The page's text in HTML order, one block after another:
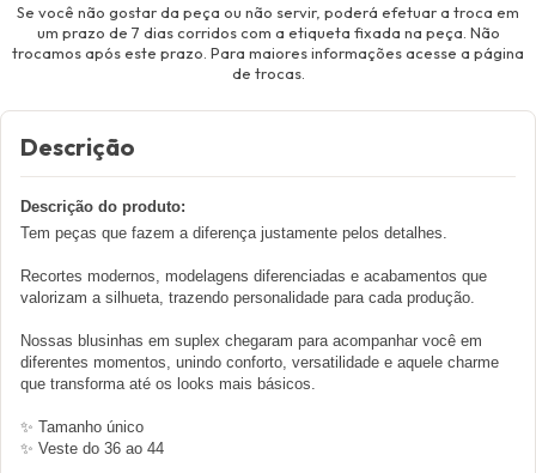
Se você não gostar da peça ou não servir, poderá efetuar a troca em
um prazo de 7 dias corridos com a etiqueta fixada na peça. Não
trocamos após este prazo. Para maiores informações acesse a página
de trocas.
Descrição
Descrição do produto:
Tem peças que fazem a diferença justamente pelos detalhes.
Recortes modernos, modelagens diferenciadas e acabamentos que
valorizam a silhueta, trazendo personalidade para cada produção.
Nossas blusinhas em suplex chegaram para acompanhar você em
diferentes momentos, unindo conforto, versatilidade e aquele charme
que transforma até os looks mais básicos.
✨ Tamanho único
✨ Veste do 36 ao 44